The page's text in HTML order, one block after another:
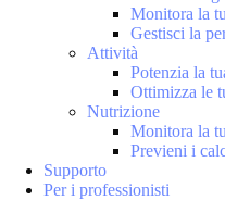
Monitora la
Gestisci la
Attività
Potenzia la
Ottimizza le
Nutrizione
Monitora la
Previeni i
Supporto
Per i professionisti